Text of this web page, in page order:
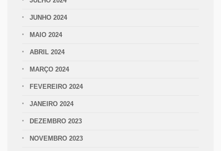
JUNHO 2024
MAIO 2024
ABRIL 2024
MARÇO 2024
FEVEREIRO 2024
JANEIRO 2024
DEZEMBRO 2023
NOVEMBRO 2023